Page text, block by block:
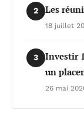
2 Les
18 juillet
3
Investir
un
26 mai